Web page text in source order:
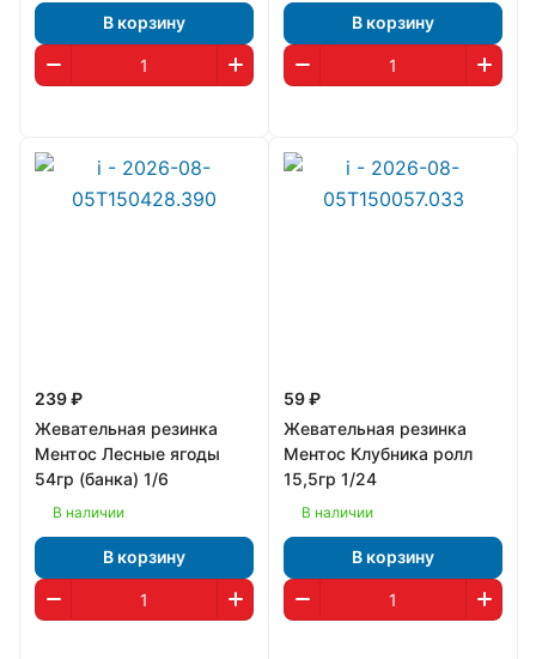
В корзину В корзину
239 ₽
Жевательная резинка
Ментос Лесные ягоды
54гр (банка) 1/6
В наличии
В корзину
59 ₽
Жевательная резинка
Ментос Клубника ролл
15,5гр 1/24
В наличии
В корзину